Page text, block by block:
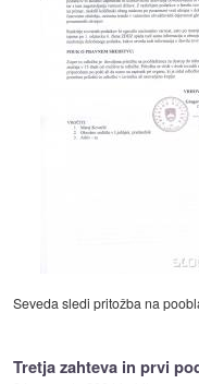
Seveda sledi pritožba na
Tretja zahteva in prvi